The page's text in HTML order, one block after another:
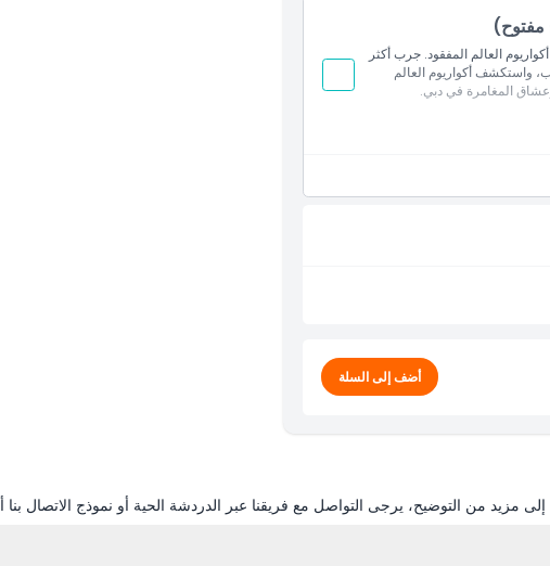
مفتوح)
العالم المفقود. جرب أكثر
واستكشف أكواريوم العالم
أضف إلى السلة
مزيد من التوضيح، يرجى التواصل مع فريقنا عبر الدردشة الحية أو نموذج الاتصال بنا